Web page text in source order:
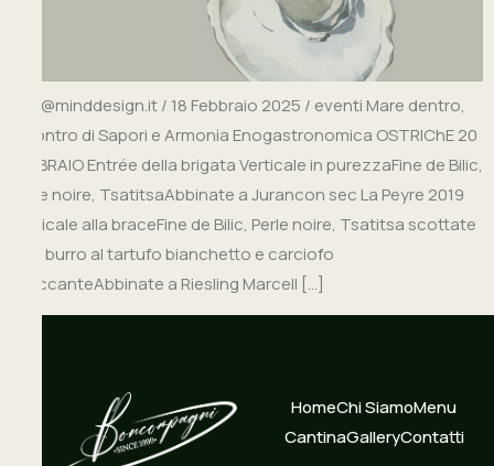
info@minddesign.it / 18 Febbraio 2025 / eventi Mare dentro,
incontro di Sapori e Armonia Enogastronomica OSTRIChE 20
FEBBRAIO Entrée della brigata Verticale in purezzaFine de Bilic,
Perle noire, TsatitsaAbbinate a Jurancon sec La Peyre 2019
Verticale alla braceFine de Bilic, Perle noire, Tsatitsa scottate
con burro al tartufo bianchetto e carciofo
croccanteAbbinate a Riesling Marcell […]
HomeChi SiamoMenu
CantinaGalleryContatti